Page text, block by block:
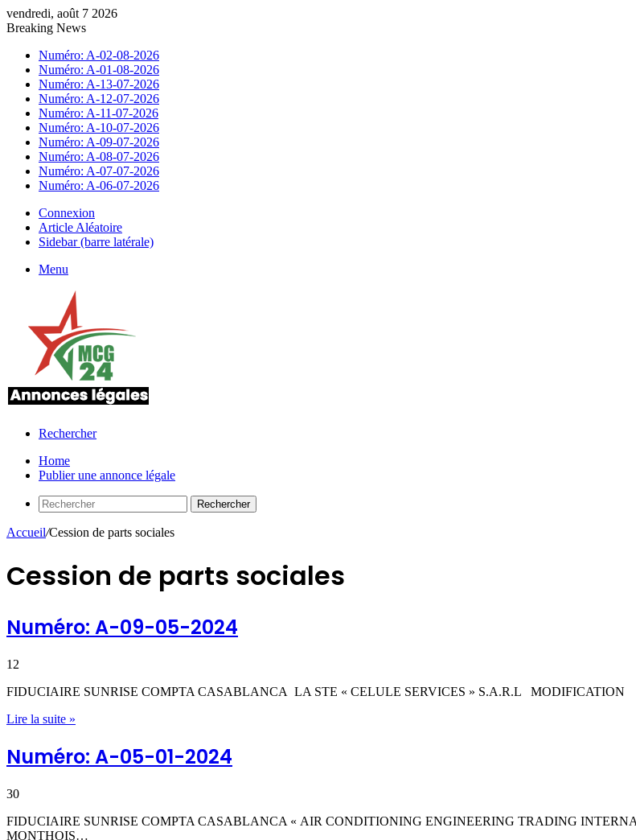
vendredi, août 7 2026
Breaking News
Numéro: A-02-08-2026
Numéro: A-01-08-2026
Numéro: A-13-07-2026
Numéro: A-12-07-2026
Numéro: A-11-07-2026
Numéro: A-10-07-2026
Numéro: A-09-07-2026
Numéro: A-08-07-2026
Numéro: A-07-07-2026
Numéro: A-06-07-2026
Connexion
Article Aléatoire
Sidebar (barre latérale)
Menu
Rechercher
Home
Publier une annonce légale
Rechercher
Accueil/Cession de parts sociales
Cession de parts sociales
Numéro: A-09-05-2024
12
FIDUCIAIRE SUNRISE COMPTA CASABLANCA LA STE « CELULE SERVICES » S.A.R.L MODIFICATION
Lire la suite »
Numéro: A-05-01-2024
30
FIDUCIAIRE SUNRISE COMPTA CASABLANCA « AIR CONDITIONING ENGINEERING TRADING
MONTHOIS…